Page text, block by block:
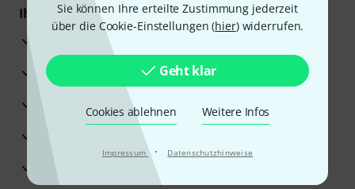
Sie können Ihre erteilte Zustimmung jederzeit
über die Cookie-Einstellungen (hier) widerrufen.
Geht klar
Cookies ablehnen Weitere Infos
Impressum · Datenschutzhinweise
Ihre Vorteile
3 Jahre Thomann Garantie
30 Tage Money-Back-Garantie
Beratung durch Fachexperten
Zufriedenheitsgarantie